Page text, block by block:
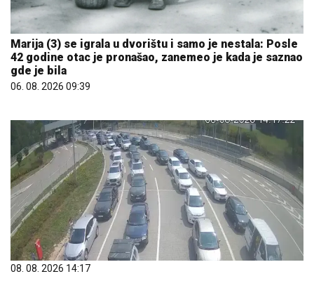
Marija (3) se igrala u dvorištu i samo je nestala: Posle
42 godine otac je pronašao, zanemeo je kada je saznao
gde je bila
06. 08. 2026 09:39
08. 08. 2026 14:17